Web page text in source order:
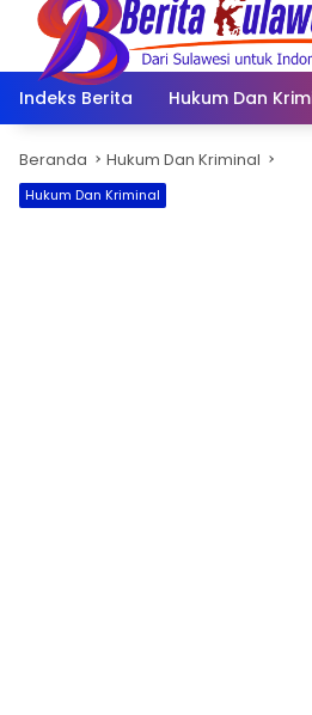
Langsung
konten
Indeks Berita
Hukum Dan
Beranda Hukum Dan Kriminal
Hukum Dan Kriminal